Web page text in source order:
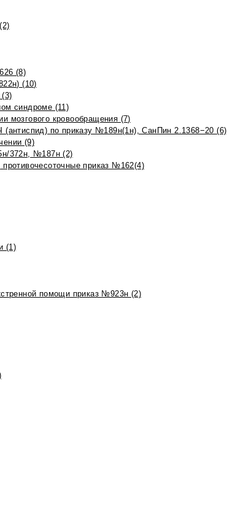
(8)
(10)
синдроме (11)
мозгового кровообращения (7)
по приказу №189н(1н), СанПин 2.1368−20 (6)
(9)
372н, №187н (2)
приказ №162(4)
(1)
помощи приказ №923н (2)